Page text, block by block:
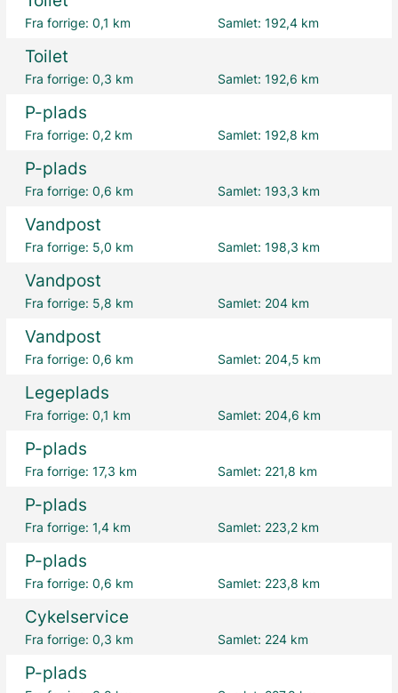
Fra forrige:0,1 km Samlet: 192,4 km
Toilet
Fra forrige:0,3 km Samlet: 192,6 km
P-plads
Fra forrige:0,2 km Samlet: 192,8 km
P-plads
Fra forrige:0,6 km Samlet: 193,3 km
Vandpost
Fra forrige: 5,0 km Samlet: 198,3 km
Vandpost
Fra forrige: 5,8 km Samlet: 204 km
Vandpost
Fra forrige:0,6 km Samlet: 204,5 km
Legeplads
Fra forrige:0,1 km Samlet: 204,6 km
P-plads
Fra forrige:17,3 km Samlet: 221,8 km
P-plads
Fra forrige:1,4 km Samlet: 223,2 km
P-plads
Fra forrige:0,6 km Samlet: 223,8 km
Cykelservice
Fra forrige:0,3 km Samlet: 224 km
P-plads